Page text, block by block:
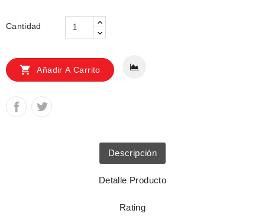
Cantidad
 Añadir A Carrito
Descripción
Detalle Producto
Rating